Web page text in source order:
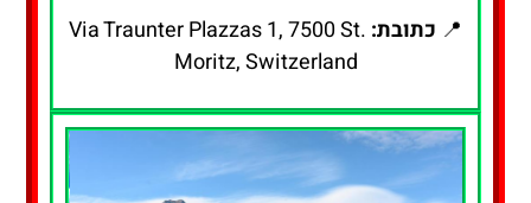
📍 כתובת: Via Traunter Plazzas 1, 7500 St.
Moritz, Switzerland